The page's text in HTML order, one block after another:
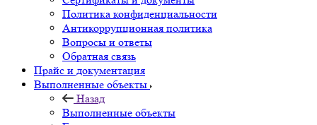
Политика конфиденциальности
Антикоррупционная политика
Вопросы и ответы
Обратная связь
Прайс и документация
Выполненные объекты
Назад
Выполненные объекты